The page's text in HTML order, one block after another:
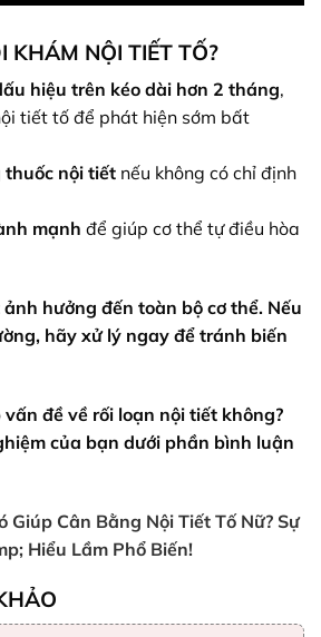
KHÁM NỘI TIẾT TỐ?
hiệu trên kéo dài hơn 2 tháng,
tiết tố để phát hiện sớm bất
thuốc nội tiết nếu không có chỉ định
mạnh để giúp cơ thể tự điều hòa
hưởng đến toàn bộ cơ thể. Nếu
hãy xử lý ngay để tránh biến
đề về rối loạn nội tiết không?
của bạn dưới phần bình luận
Giúp Cân Bằng Nội Tiết Tố Nữ? Sự
Hiểu Lầm Phổ Biến!